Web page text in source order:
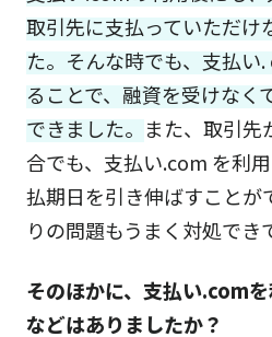
取引先に支払っていただけ
た。そんな時でも、支払い
ることで、融資を受けなく
できました。また、取引先
合でも、支払い.com を利
払期日を引き伸ばすことが
りの問題もうまく対処でき
そのほかに、支払い.com
などはありましたか？